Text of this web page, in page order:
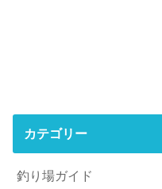
カテゴリー
釣り場ガイド